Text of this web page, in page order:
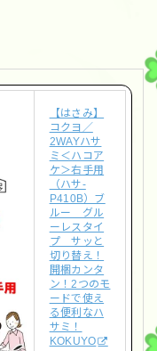
【はさみ】
コクヨ／
2WAYハサ
ミ＜ハコア
ケ＞右手用
（ハサ-
P410B）ブ
ルー グル
ーレスタイ
プ サッと
切り替え！
開梱カンタ
ン！2つのモ
ードで使え
る便利なハ
サミ！
KOKUYO